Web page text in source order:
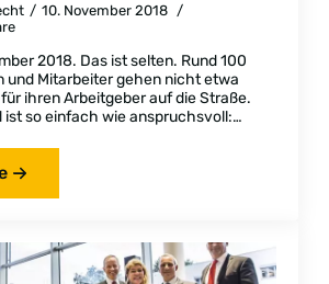
10. November 2018
2018. Das ist selten. Rund 100
und Mitarbeiter gehen nicht etwa
ihren Arbeitgeber auf die Straße.
ist so einfach wie anspruchsvoll:…